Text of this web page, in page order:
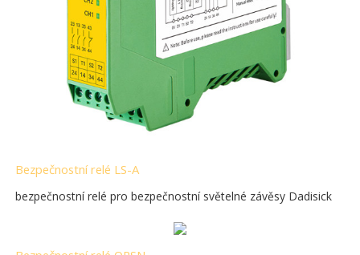
Bezpečnostní relé LS-A
bezpečnostní relé pro bezpečnostní světelné závěsy Dadisick